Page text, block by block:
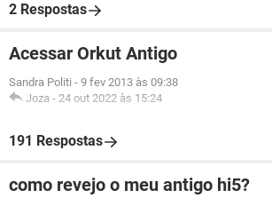
2 Respostas
Acessar Orkut Antigo
Sandra Politi - 9 fev 2013 às 09:38
Joza - 24 out 2022 às 15:24
191 Respostas
como revejo o meu antigo hi5?